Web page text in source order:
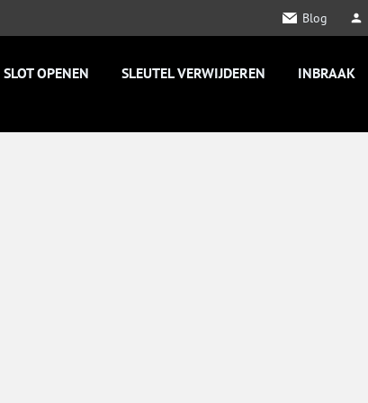
Blog
SLOT OPENEN SLEUTEL VERWIJDEREN INBRAAK